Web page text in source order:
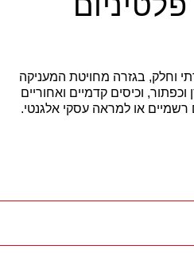
וחלק, בגזרה מחויטת המעניקה
וכיסים קדמיים ואחוריים
רשמיים או למראה עסקי אלגנטי.